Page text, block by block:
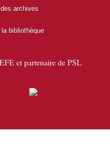
archives
bibliothèque
et partenaire de PSL